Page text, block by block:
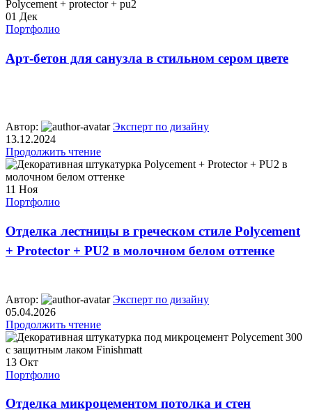
01 Дек
Портфолио
Арт-бетон для санузла в стильном сером цвете
Автор:
Эксперт по дизайну
13.12.2024
Продолжить чтение
11 Ноя
Портфолио
Отделка лестницы в греческом стиле Polycement
+ Protector + PU2 в молочном белом оттенке
Автор:
Эксперт по дизайну
05.04.2026
Продолжить чтение
13 Окт
Портфолио
Отделка микроцементом потолка и стен